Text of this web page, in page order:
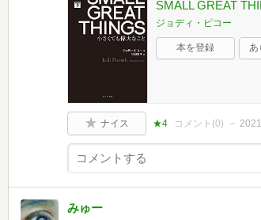
SMALL GREAT
ジョディ・ピコー
本を登録 あ
ナイス ★4 コメント(0)
みゅー